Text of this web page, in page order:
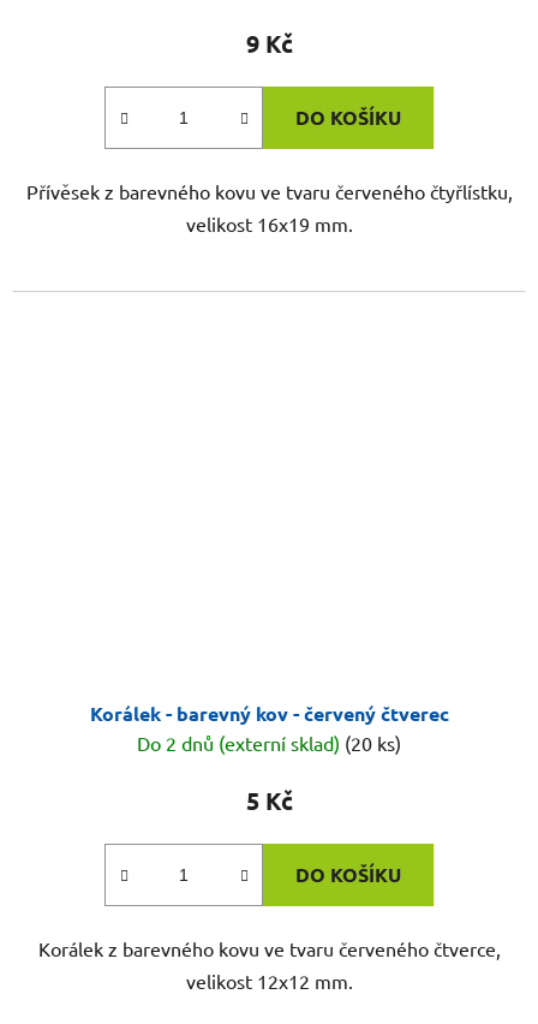
9 Kč
DO KOŠÍKU
Přívěsek z barevného kovu ve tvaru červeného čtyřlístku,
velikost 16x19 mm.
Korálek - barevný kov - červený čtverec
Do 2 dnů (externí sklad) (20 ks)
5 Kč
DO KOŠÍKU
Korálek z barevného kovu ve tvaru červeného čtverce,
velikost 12x12 mm.